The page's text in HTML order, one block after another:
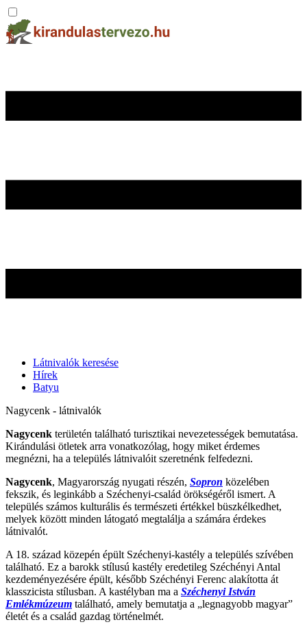
Látnivalók keresése
Hírek
Batyu
Nagycenk - látnivalók
Nagycenk területén található turisztikai nevezetességek bemutatása.
Kirándulási ötletek arra vonatkozólag, hogy miket érdemes
megnézni, ha a település látnivalóit szeretnénk felfedezni.
Nagycenk, Magyarország nyugati részén, Sopron közelében
fekszik, és leginkább a Széchenyi-család örökségéről ismert. A
település számos kulturális és természeti értékkel büszkélkedhet,
melyek között minden látogató megtalálja a számára érdekes
látnivalót.
A 18. század közepén épült Széchenyi-kastély a település szívében
található. Ez a barokk stílusú kastély eredetileg Széchényi Antal
kezdeményezésére épült, később Széchényi Ferenc alakította át
klasszicista stílusban. A kastélyban ma a Széchenyi István
Emlékmúzeum található, amely bemutatja a „legnagyobb magyar”
életét és a család gazdag történelmét.